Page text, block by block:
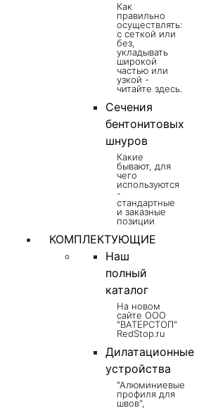
Как
правильно
осуществлять:
с сеткой или
без,
укладывать
широкой
частью или
узкой -
читайте здесь.
Сечения
бентонитовых
шнуров
Какие
бывают, для
чего
используются
-
стандартные
и заказные
позиции
КОМПЛЕКТУЮЩИЕ
Наш
полный
каталог
На новом
сайте ООО
"ВАТЕРСТОП"
RedStop.ru
Дилатационные
устройства
"Алюминиевые
профиля для
швов",